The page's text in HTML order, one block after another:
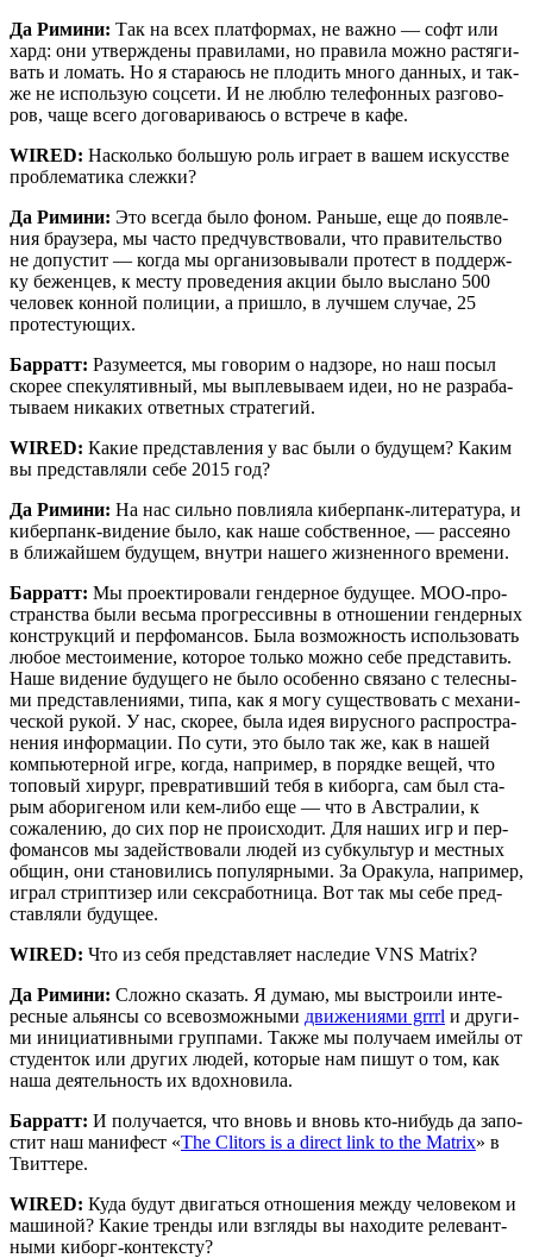
Да Рими­ни: Так на всех плат­фор­мах, не важ­но — софт или
хард: они утвер­жде­ны пра­ви­ла­ми, но пра­ви­ла мож­но рас­тя­ги­
вать и ломать. Но я ста­ра­юсь не пло­дить мно­го дан­ных, и так­
же не исполь­зую соц­се­ти. И не люб­лю теле­фон­ных раз­го­во­
ров, чаще все­го дого­ва­ри­ва­юсь о встре­че в кафе.
WIRED: Насколь­ко боль­шую роль игра­ет в вашем искус­стве
про­бле­ма­ти­ка слежки?
Да Рими­ни: Это все­гда было фоном. Рань­ше, еще до появ­ле­
ния бра­у­зе­ра, мы часто пред­чув­ство­ва­ли, что пра­ви­тель­ство
не допу­стит — когда мы орга­ни­зо­вы­ва­ли про­тест в под­держ­
ку бежен­цев, к месту про­ве­де­ния акции было высла­но 500
чело­век кон­ной поли­ции, а при­шло, в луч­шем слу­чае, 25
протестующих.
Бар­ратт: Разу­ме­ет­ся, мы гово­рим о над­зо­ре, но наш посыл
ско­рее спе­ку­ля­тив­ный, мы выпле­вы­ва­ем идеи, но не раз­ра­ба­
ты­ва­ем ника­ких ответ­ных стратегий.
WIRED: Какие пред­став­ле­ния у вас были о буду­щем? Каким
вы пред­став­ля­ли себе 2015 год?
Да Рими­ни: На нас силь­но повли­я­ла кибер­панк-лите­ра­ту­ра, и
кибер­панк-виде­ние было, как наше соб­ствен­ное, — рас­се­я­но
в бли­жай­шем буду­щем, внут­ри наше­го жиз­нен­но­го времени.
Бар­ратт: Мы про­ек­ти­ро­ва­ли ген­дер­ное буду­щее. MOO-про­
стран­ства были весь­ма про­грес­сив­ны в отно­ше­нии ген­дер­ных
кон­струк­ций и пер­фо­ман­сов. Была воз­мож­ность исполь­зо­вать
любое место­име­ние, кото­рое толь­ко мож­но себе пред­ста­вить.
Наше виде­ние буду­ще­го не было осо­бен­но свя­за­но с телес­ны­
ми пред­став­ле­ни­я­ми, типа, как я могу суще­ство­вать с меха­ни­
че­ской рукой. У нас, ско­рее, была идея вирус­но­го рас­про­стра­
не­ния инфор­ма­ции. По сути, это было так же, как в нашей
ком­пью­тер­ной игре, когда, напри­мер, в поряд­ке вещей, что
топо­вый хирург, пре­вра­тив­ший тебя в кибор­га, сам был ста­
рым або­ри­ге­ном или кем-либо еще — что в Австра­лии, к
сожа­ле­нию, до сих пор не про­ис­хо­дит. Для наших игр и пер­
фо­ман­сов мы задей­ство­ва­ли людей из суб­куль­тур и мест­ных
общин, они ста­но­ви­лись попу­ляр­ны­ми. За Ора­ку­ла, напри­мер,
играл стрип­ти­зер или сек­сра­бот­ни­ца. Вот так мы себе пред­
став­ля­ли будущее.
WIRED: Что из себя пред­став­ля­ет насле­дие VNS Matrix?
Да Рими­ни: Слож­но ска­зать. Я думаю, мы выстро­и­ли инте­
рес­ные аль­ян­сы со все­воз­мож­ны­ми дви­же­ни­я­ми grrrl и дру­ги­
ми ини­ци­а­тив­ны­ми груп­па­ми. Так­же мы полу­ча­ем имей­лы от
сту­ден­ток или дру­гих людей, кото­рые нам пишут о том, как
наша дея­тель­ность их вдохновила.
Бар­ратт: И полу­ча­ет­ся, что вновь и вновь кто-нибудь да запо­
стит наш мани­фест «The Clitors is a direct link to the Matrix» в
Твиттере.
WIRED: Куда будут дви­гать­ся отно­ше­ния меж­ду чело­ве­ком и
маши­ной? Какие трен­ды или взгля­ды вы нахо­ди­те реле­вант­
ны­ми киборг-контексту?